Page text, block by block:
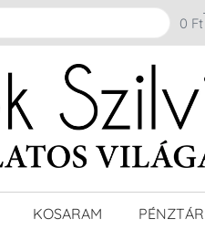
0 Ft
KOSARAM PÉNZTÁR